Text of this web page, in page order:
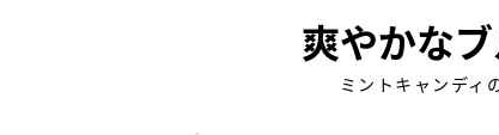
爽やかな
ミントキャンディ